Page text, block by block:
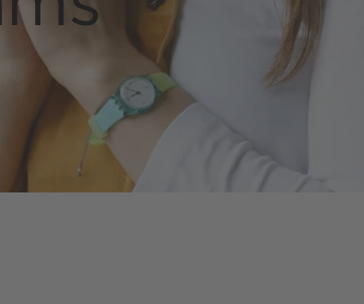
Produse inteligente
Planificare inteligentă
5G privat
ca serviciu
Austria